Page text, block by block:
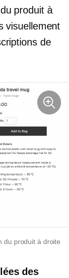
produit à
visuellement
de
du produit à droite
des